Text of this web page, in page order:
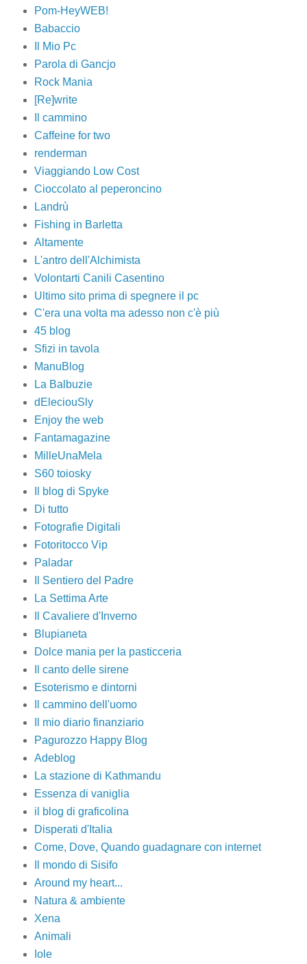
Pom-HeyWEB!
Babaccio
Il Mio Pc
Parola di Gancjo
Rock Mania
[Re]write
Il cammino
Caffeine for two
renderman
Viaggiando Low Cost
Cioccolato al peperoncino
Landrù
Fishing in Barletta
Altamente
L'antro dell'Alchimista
Volontarti Canili Casentino
Ultimo sito prima di spegnere il pc
C'era una volta ma adesso non c'è più
45 blog
Sfizi in tavola
ManuBlog
La Balbuzie
dEleciouSly
Enjoy the web
Fantamagazine
MilleUnaMela
S60 toiosky
Il blog di Spyke
Di tutto
Fotografie Digitali
Fotoritocco Vip
Paladar
Il Sentiero del Padre
La Settima Arte
Il Cavaliere d'Inverno
Blupianeta
Dolce mania per la pasticceria
Il canto delle sirene
Esoterismo e dintorni
Il cammino dell'uomo
Il mio diario finanziario
Pagurozzo Happy Blog
Adeblog
La stazione di Kathmandu
Essenza di vaniglia
il blog di graficolina
Disperati d'Italia
Come, Dove, Quando guadagnare con internet
Il mondo di Sisifo
Around my heart...
Natura & ambiente
Xena
Animali
Iole